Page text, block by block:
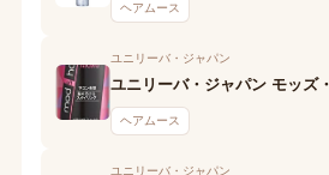
ヘアムース
ユニリーバ・ジャパン
ヘアムース
ユニリーバ・ジャパン